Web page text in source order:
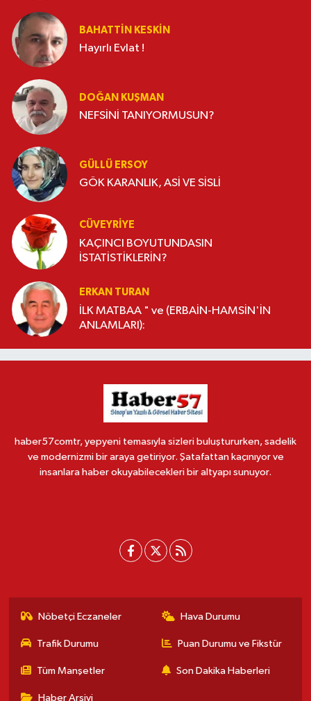
BAHATTIN KESKİN
Hayırlı Evlat !
DOĞAN KUŞMAN
NEFSİNİ TANIYORMUSUN?
GÜLLÜ ERSOY
GÖK KARANLIK, ASİ VE SİSLİ
CÜVEYRIYE
KAÇINCI BOYUTUNDASIN
İSTATİSTİKLERİN?
ERKAN TURAN
İLK MATBAA " ve (ERBAİN-HAMSİN'İN
ANLAMLARI):
haber57comtr, yepyeni temasıyla sizleri buluştururken, sadelik
ve modernizmi bir araya getiriyor. Şatafattan kaçınıyor ve
insanlara haber okuyabilecekleri bir altyapı sunuyor.
Nöbetçi Eczaneler Hava Durumu
Trafik Durumu Puan Durumu ve Fikstür
Tüm Manşetler Son Dakika Haberleri
Haber Arşivi